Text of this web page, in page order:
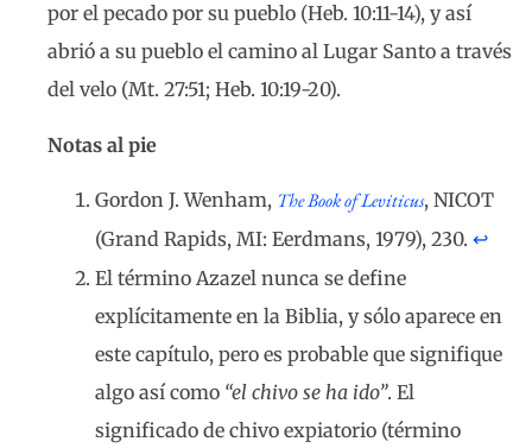
por el pecado por su pueblo (Heb. 10:11-14), y así
abrió a su pueblo el camino al Lugar Santo a través
del velo (Mt. 27:51; Heb. 10:19-20).
Notas al pie
Gordon J. Wenham, The Book of Leviticus, NICOT
(Grand Rapids, MI: Eerdmans, 1979), 230. ↩︎
El término Azazel nunca se define
explícitamente en la Biblia, y sólo aparece en
este capítulo, pero es probable que signifique
algo así como “el chivo se ha ido”. El
significado de chivo expiatorio (término